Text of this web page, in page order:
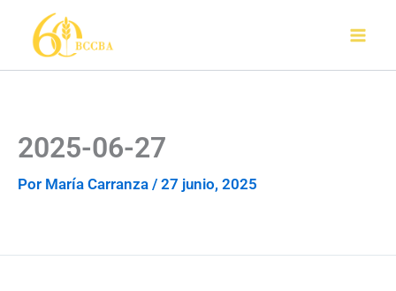
contenido
2025-06-27
Por María Carranza / 27 junio, 2025